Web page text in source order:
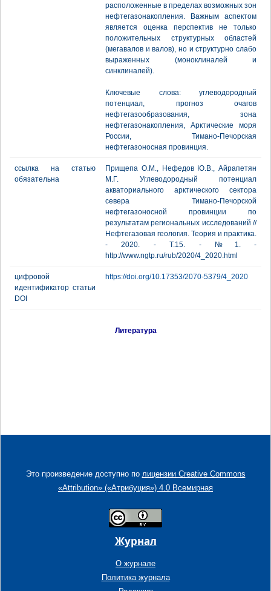
расположенные в пределах возможных зон
нефтегазонакопления. Важным аспектом
является оценка перспектив не только
положительных структурных областей
(мегавалов и валов), но и структурно слабо
выраженных (моноклиналей и
синклиналей).
Ключевые слова: углеводородный
потенциал, прогноз очагов
нефтегазообразования, зона
нефтегазонакопления, Арктические моря
России, Тимано-Печорская
нефтегазоносная провинция.
ссылка на статью
обязательна
Прищепа О.М., Нефедов Ю.В., Айрапетян
М.Г. Углеводородный потенциал
акваториального арктического сектора
севера Тимано-Печорской
нефтегазоносной провинции по
результатам региональных исследований //
Нефтегазовая геология. Теория и практика.
- 2020. - Т.15. - №1. -
http://www.ngtp.ru/rub/2020/4_2020.html
цифровой
идентификатор статьи
DOI
https://doi.org/10.17353/2070-5379/4_2020
Литература
Это произведение доступно по лицензии Creative Commons
«Attribution» («Атрибуция») 4.0 Всемирная
Журнал
О журнале
Политика журнала